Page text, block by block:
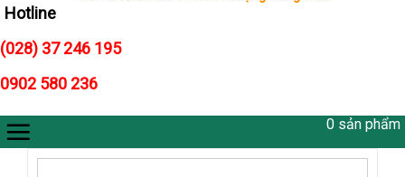
Hotline
(028) 37 246 195
0902 580 236
0 sản phẩm